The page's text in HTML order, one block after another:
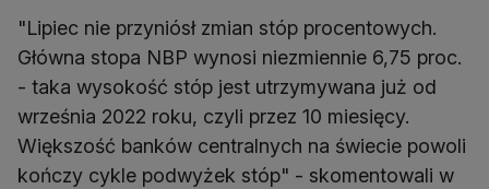
"Lipiec nie przyniósł zmian stóp procentowych.
Główna stopa NBP wynosi niezmiennie 6,75 proc.
- taka wysokość stóp jest utrzymywana już od
września 2022 roku, czyli przez 10 miesięcy.
Większość banków centralnych na świecie powoli
kończy cykle podwyżek stóp" - skomentowali w